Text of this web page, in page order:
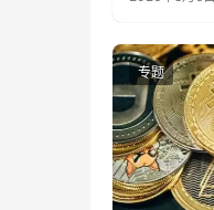
专题